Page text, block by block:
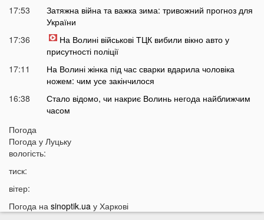
17:53
Затяжна війна та важка зима: тривожний прогноз для
України
17:36
На Волині військові ТЦК вибили вікно авто у
присутності поліції
17:11
На Волині жінка під час сварки вдарила чоловіка
ножем: чим усе закінчилося
16:38
Стало відомо, чи накриє Волинь негода найближчим
часом
16:10
15:51
ПриватБанк списує з карток українців по 200 гривень:
15:26
15:13
Помер чоловік відомої української акторки
Погода
Погода у Луцьку
вологість:
тиск:
вітер:
Погода на sinoptik.ua у Харкові